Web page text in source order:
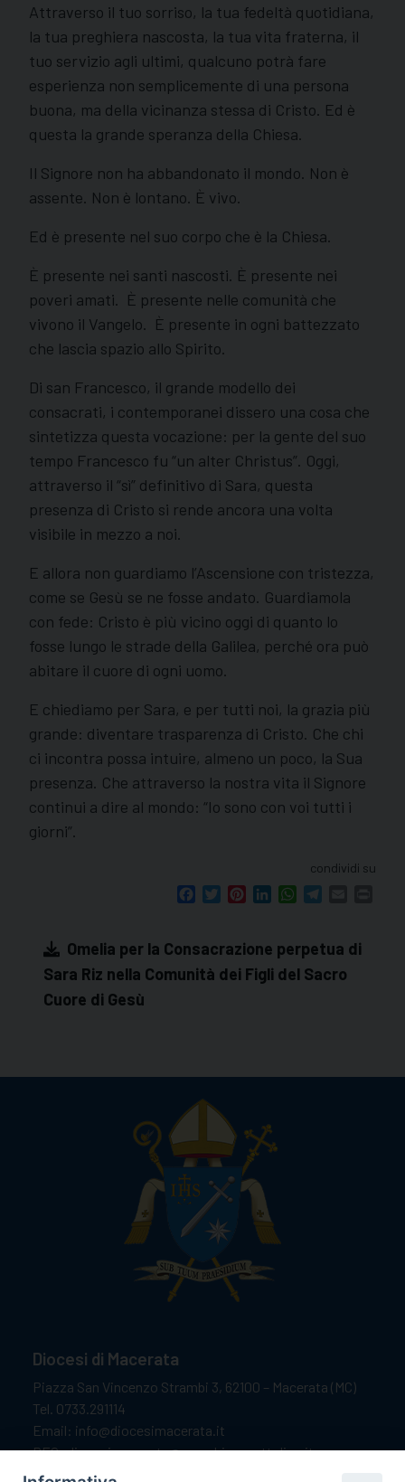
Attraverso il tuo sorriso, la tua fedeltà quotidiana,
la tua preghiera nascosta, la tua vita fraterna, il
tuo servizio agli ultimi, qualcuno potrà fare
esperienza non semplicemente di una persona
buona, ma della vicinanza stessa di Cristo. Ed è
questa la grande speranza della Chiesa.
Il Signore non ha abbandonato il mondo. Non è
assente. Non è lontano. È vivo.
Ed è presente nel suo corpo che è la Chiesa.
È presente nei santi nascosti. È presente nei
poveri amati. È presente nelle comunità che
vivono il Vangelo. È presente in ogni battezzato
che lascia spazio allo Spirito.
Di san Francesco, il grande modello dei
consacrati, i contemporanei dissero una cosa che
sintetizza questa vocazione: per la gente del suo
tempo Francesco fu “un alter Christus”. Oggi,
attraverso il “sì” definitivo di Sara, questa
presenza di Cristo si rende ancora una volta
visibile in mezzo a noi.
E allora non guardiamo l’Ascensione con tristezza,
come se Gesù se ne fosse andato. Guardiamola
con fede: Cristo è più vicino oggi di quanto lo
fosse lungo le strade della Galilea, perché ora può
abitare il cuore di ogni uomo.
E chiediamo per Sara, e per tutti noi, la grazia più
grande: diventare trasparenza di Cristo. Che chi
ci incontra possa intuire, almeno un poco, la Sua
presenza. Che attraverso la nostra vita il Signore
continui a dire al mondo: “Io sono con voi tutti i
giorni”.
condividi su
FacebookTwitterPinterestLinkedInWhatsApp
Omelia per la Consacrazione perpetua di
Sara Riz nella Comunità dei Figli del Sacro
Cuore di Gesù
Diocesi di Macerata
Piazza San Vincenzo Strambi 3, 62100 – Macerata (MC)
Tel. 0733.291114
Email: info@diocesimacerata.it
PEC: diocesimacerata@pec.chiesacattolica.it
Comunicazioni urgenti WhatsApp: